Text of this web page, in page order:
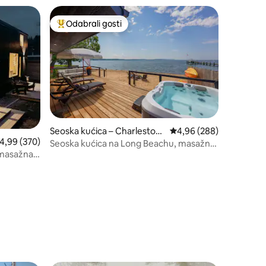
„Odabrali gosti”
ocjena: 4,99/5, recenzija: 370
4,99 (370)
Među najviše rangiranima s oznakom „Odabrali gosti”
Odabrali gosti
Seoska kućica – Charlestow
n
Prosječna ocjena:
4,96 (288)
Seoska kućica na Long Beachu, masažna